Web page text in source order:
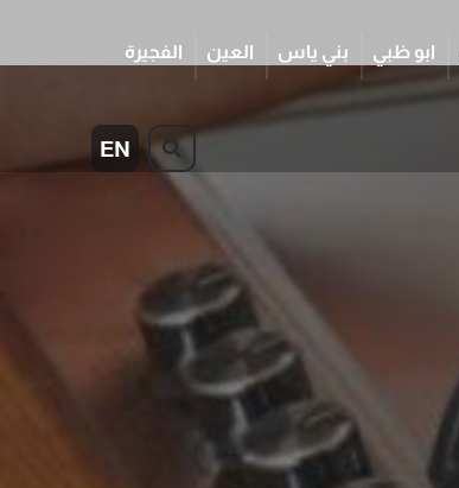
ابو ظبي بني ياس العين الفجيرة